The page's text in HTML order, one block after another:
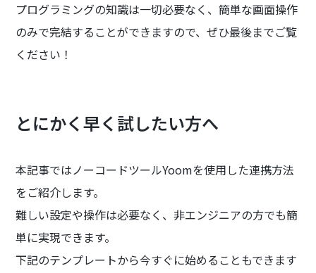
プログラミングの知識は一切必要なく、簡単な画面操作
のみで完結することができますので、ぜひ最後までご覧
ください！
とにかく早く試したい方へ
本記事ではノーコードツールYoomを使用した連携方法
をご紹介します。
難しい設定や操作は必要なく、非エンジニアの方でも簡
単に実現できます。
下記のテンプレートから今すぐに始めることもできます